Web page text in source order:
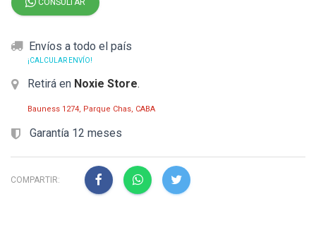
CONSULTAR
Envíos a todo el país
¡CALCULAR ENVÍO!
Retirá en Noxie Store.
Bauness 1274, Parque Chas, CABA
Garantía 12 meses
COMPARTIR: